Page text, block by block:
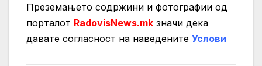
Преземањето содржини и фотографии од
порталот RadovisNews.mk значи дека
давате согласност на нaведените Услови